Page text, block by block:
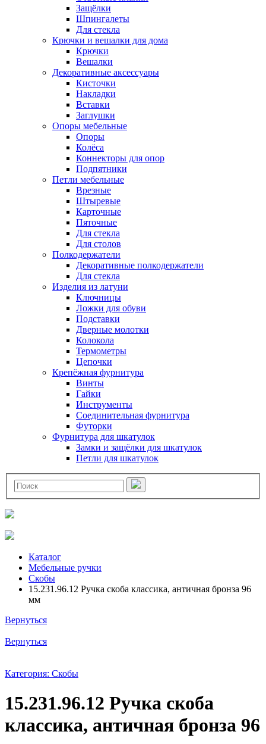
Защёлки
Шпингалеты
Для стекла
Крючки и вешалки для дома
Крючки
Вешалки
Декоративные аксессуары
Кисточки
Накладки
Вставки
Заглушки
Опоры мебельные
Опоры
Колёса
Коннекторы для опор
Подпятники
Петли мебельные
Врезные
Штыревые
Карточные
Пяточные
Для стекла
Для столов
Полкодержатели
Декоративные полкодержатели
Для стекла
Изделия из латуни
Ключницы
Ложки для обуви
Подставки
Дверные молотки
Колокола
Термометры
Цепочки
Крепёжная фурнитура
Винты
Гайки
Инструменты
Соединительная фурнитура
Футорки
Фурнитура для шкатулок
Замки и защёлки для шкатулок
Петли для шкатулок
Каталог
Мебельные ручки
Скобы
15.231.96.12 Ручка скоба классика, античная бронза 96
мм
Вернуться
Вернуться
Категория: Скобы
15.231.96.12 Ручка скоба
классика, античная бронза 96